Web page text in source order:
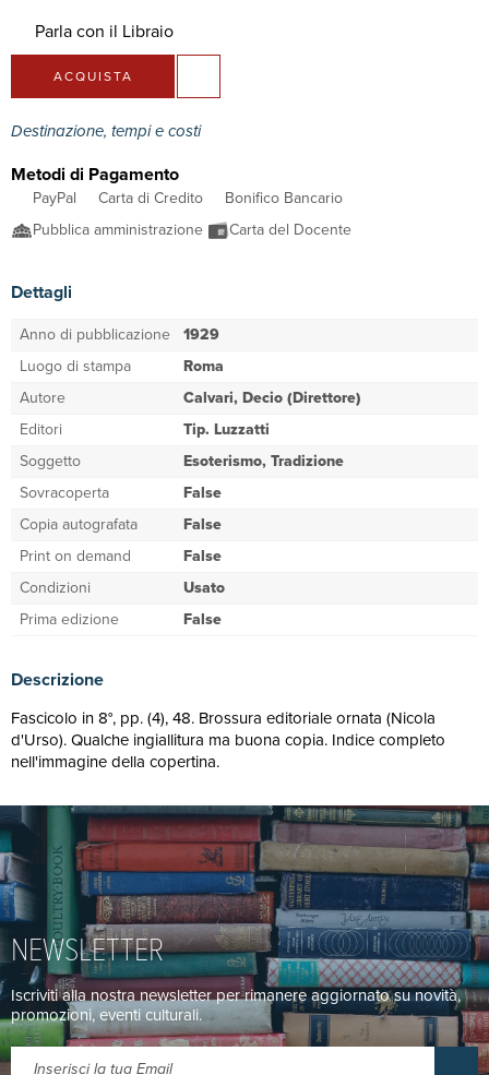
Parla con il Libraio
ACQUISTA
Destinazione, tempi e costi
Metodi di Pagamento
PayPal Carta di Credito
Bonifico Bancario
Pubblica amministrazione
Carta del Docente
Dettagli
Anno di pubblicazione 1929
Luogo di stampa
Roma
Autore
Calvari, Decio (Direttore)
Editori
Tip. Luzzatti
Soggetto
Esoterismo, Tradizione
Sovracoperta
False
Copia autografata
False
Print on demand
False
Condizioni
Usato
Prima edizione
False
Descrizione
Fascicolo in 8°, pp. (4), 48. Brossura editoriale ornata (Nicola
d'Urso). Qualche ingiallitura ma buona copia. Indice completo
nell'immagine della copertina.
NEWSLETTER
Iscriviti alla nostra newsletter per rimanere aggiornato su novità,
promozioni, eventi culturali.